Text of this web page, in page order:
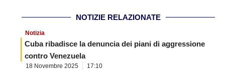
NOTIZIE RELAZIONATE
Notizia
Cuba ribadisce la denuncia dei piani di aggressione
contro Venezuela
18 Novembre 2025 17:10